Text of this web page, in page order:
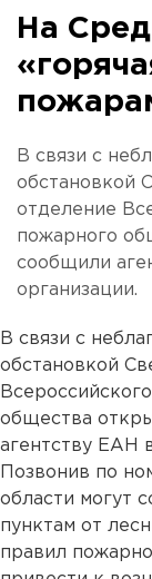
На
В связи с
обстановкой
отделение
пожарного
сообщили
организации.
В связи с
обстановкой
общества
агентству ЕАН
Позвонив по
области могут
пунктам от
правил